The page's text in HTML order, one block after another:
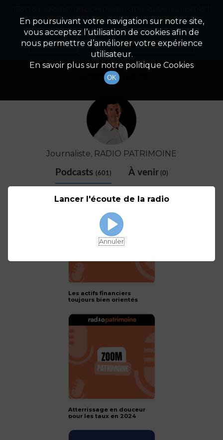
Détail De L'animateur
FABRICE COUSTE
Journaliste, RADIO PATRIMOINE
Podcasts (601) À venir(0)
Les actifs financiers
toujours bien orientés
Atterrissage en douceur
pour les taux en 2024
En poursuivant votre navigation sur notre site,
vous acceptez l’utilisation de cookies afin de
nous permettre d’améliorer votre expérience
utilisateur.
En savoir plus sur notre politique Cookies
OK
Appuyez ci-dessous pour l'installer.
Non merci Télécharger l'application
Lancer l'écoute de la radio
Annuler